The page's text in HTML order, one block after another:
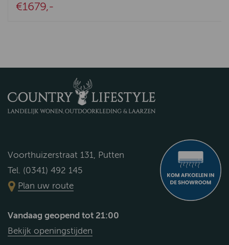
€1679,-
Voorthuizerstraat 131, Putten
Tel. (0341) 492 145
Plan uw route
Vandaag geopend tot 21:00
Bekijk openingstijden